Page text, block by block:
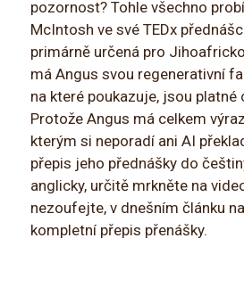
pozornost? Tohle všechno
McIntosh ve své TEDx
primárně určená pro
má Angus svou regenerativní
na které poukazuje, jsou platné
Protože Angus má celkem
kterým si neporadí ani AI
přepis jeho přednášky do
anglicky, určitě mrkněte na
nezoufejte, v dnešním článku
kompletní přepis přenášky.